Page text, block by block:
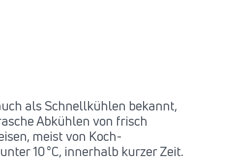
als Schnellkühlen bekannt,
Abkühlen von frisch
meist von Koch-
10 °C, innerhalb kurzer Zeit.